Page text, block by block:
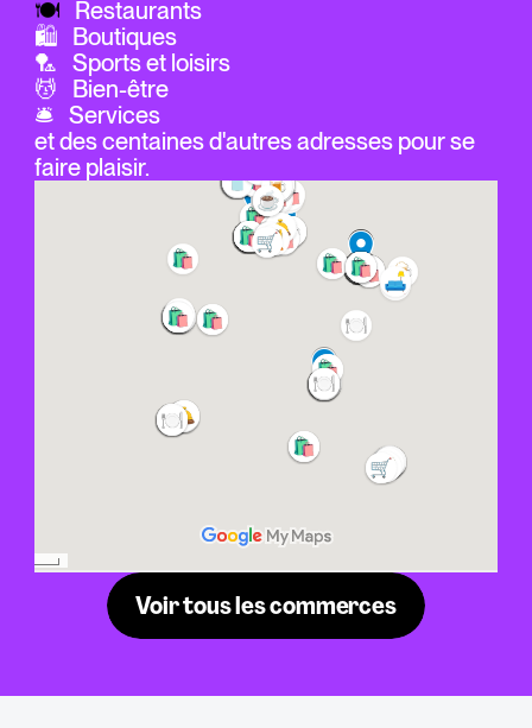
🍽️ Restaurants
🛍️   Boutiques
🏸   Sports et loisirs
💆   Bien-être
🛎️   Services
et des centaines d'autres adresses pour se
faire plaisir.
Voir tous les commerces